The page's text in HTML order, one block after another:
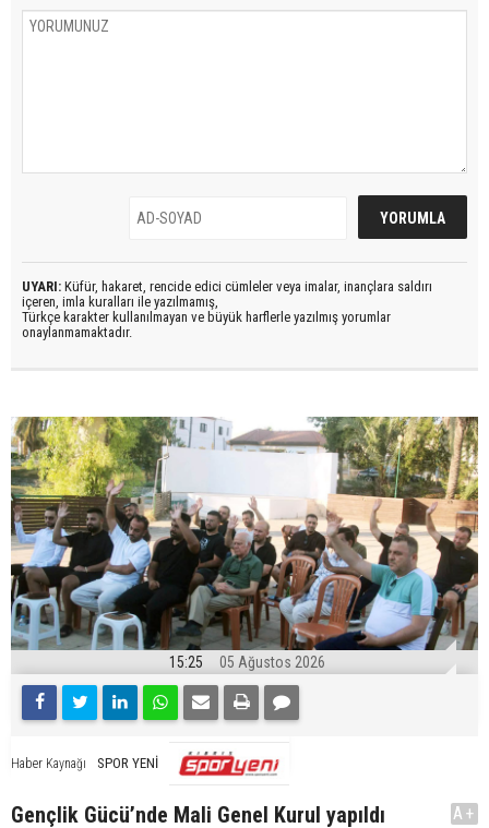
UYARI: Küfür, hakaret, rencide edici cümleler veya imalar, inançlara saldırı
içeren, imla kuralları ile yazılmamış,
Türkçe karakter kullanılmayan ve büyük harflerle yazılmış yorumlar
onaylanmamaktadır.
15:25 05 Ağustos 2026
Haber Kaynağı SPOR YENİ
Gençlik Gücü’nde Mali Genel Kurul yapıldı A+